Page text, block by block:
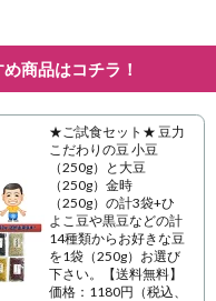
商品はコチラ！
★ご試食セット★ 豆力
こだわりの豆 小豆
（250g）と大豆
（250g）金時
（250g）の計3袋+ひ
よこ豆や黒豆などの計
14種類からお好きな豆
を1袋（250g）お選び
下さい。【送料無料】
価格：1180円（税込、